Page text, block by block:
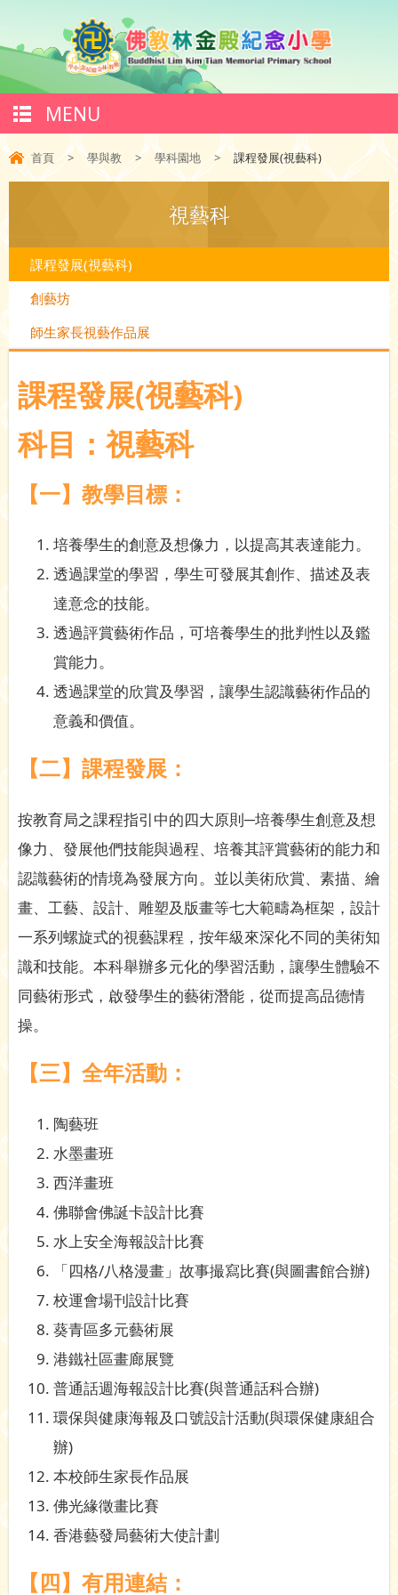
MENU
首頁 > 學與教 > 學科園地 > 課程發展(視藝科)
視藝科
課程發展(視藝科)
創藝坊
師生家長視藝作品展
課程發展(視藝科)
科目：視藝科
【一】教學目標：
培養學生的創意及想像力，以提高其表達能力。
透過課堂的學習，學生可發展其創作、描述及表
達意念的技能。
透過評賞藝術作品，可培養學生的批判性以及鑑
賞能力。
透過課堂的欣賞及學習，讓學生認識藝術作品的
意義和價值。
【二】課程發展：
按教育局之課程指引中的四大原則─培養學生創意及想
像力、發展他們技能與過程、培養其評賞藝術的能力和
認識藝術的情境為發展方向。並以美術欣賞、素描、繪
畫、工藝、設計、雕塑及版畫等七大範疇為框架，設計
一系列螺旋式的視藝課程，按年級來深化不同的美術知
識和技能。本科舉辦多元化的學習活動，讓學生體驗不
同藝術形式，啟發學生的藝術潛能，從而提高品德情
操。
【三】全年活動：
陶藝班
水墨畫班
西洋畫班
佛聯會佛誕卡設計比賽
水上安全海報設計比賽
「四格/八格漫畫」故事撮寫比賽(與圖書館合辦)
校運會場刊設計比賽
葵青區多元藝術展
港鐵社區畫廊展覽
普通話週海報設計比賽(與普通話科合辦)
環保與健康海報及口號設計活動(與環保健康組合
辦)
本校師生家長作品展
佛光緣徵畫比賽
香港藝發局藝術大使計劃
【四】有用連結：